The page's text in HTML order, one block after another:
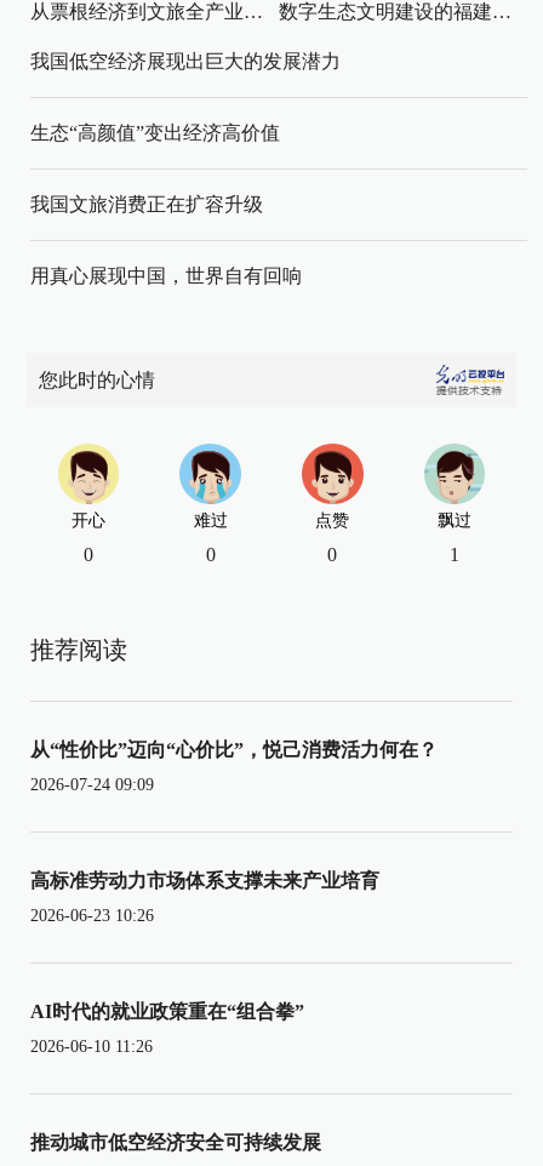
从票根经济到文旅全产业链升级 数字生态文明建设的福建路径与启示
我国低空经济展现出巨大的发展潜力
生态“高颜值”变出经济高价值
我国文旅消费正在扩容升级
用真心展现中国，世界自有回响
您此时的心情
开心
0
难过
0
点赞
0
飘过
1
推荐阅读
从“性价比”迈向“心价比”，悦己消费活力何在？
2026-07-24 09:09
高标准劳动力市场体系支撑未来产业培育
2026-06-23 10:26
AI时代的就业政策重在“组合拳”
2026-06-10 11:26
推动城市低空经济安全可持续发展